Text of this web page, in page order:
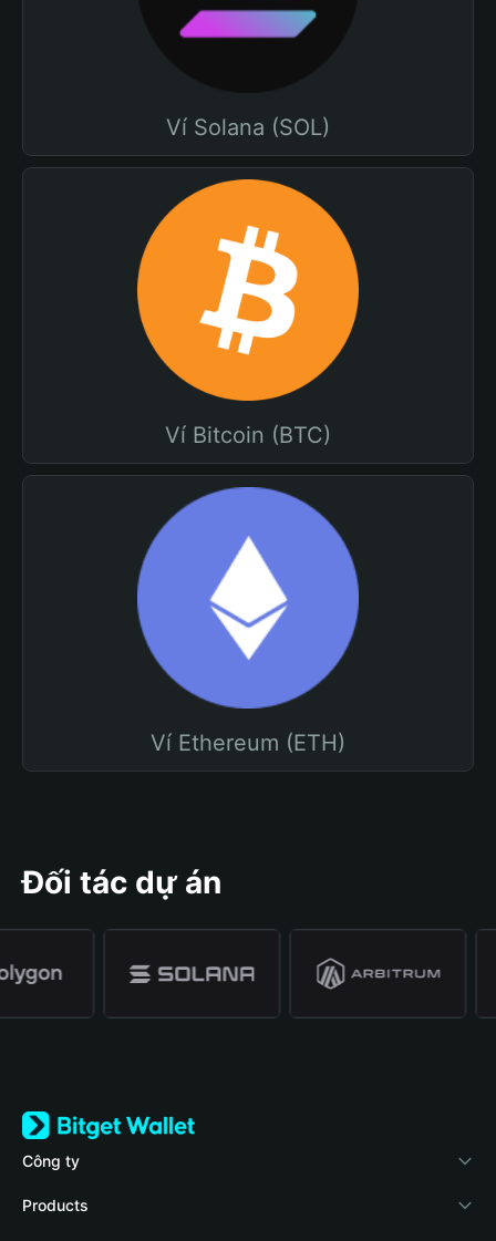
Ví Solana (SOL)
Ví Bitcoin (BTC)
Ví Ethereum (ETH)
Đối tác dự án
Công ty
Về Bitget Wallet
Products